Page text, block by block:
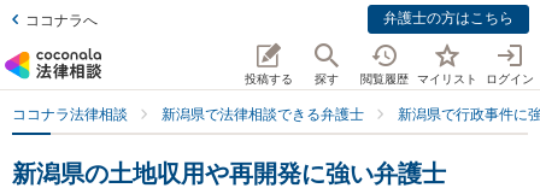
ココナラへ 弁護士の方はこちら
投稿する 探す 閲覧履歴 マイリスト ログイン
ココナラ法律相談 新潟県で法律相談できる弁護士 新潟県で行政事件に
新潟県の土地収用や再開発に強い弁護士